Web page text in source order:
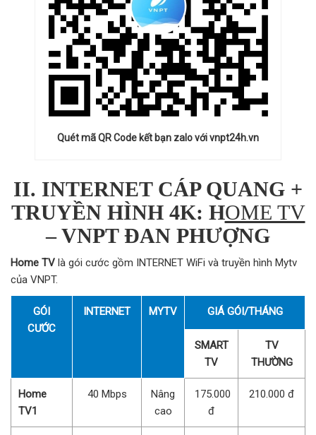
Quét mã QR Code kết bạn zalo với vnpt24h.vn
II. INTERNET CÁP QUANG +
TRUYỀN HÌNH 4K: HOME TV
– VNPT ĐAN PHƯỢNG
Home TV là gói cước gồm INTERNET WiFi và truyền hình Mytv
của VNPT.
GÓI
CƯỚC
INTERNET MYTV GIÁ GÓI/THÁNG
SMART
TV
TV
THƯỜNG
Home
TV1
40 Mbps
Nâng
cao
175.000
đ
210.000 đ